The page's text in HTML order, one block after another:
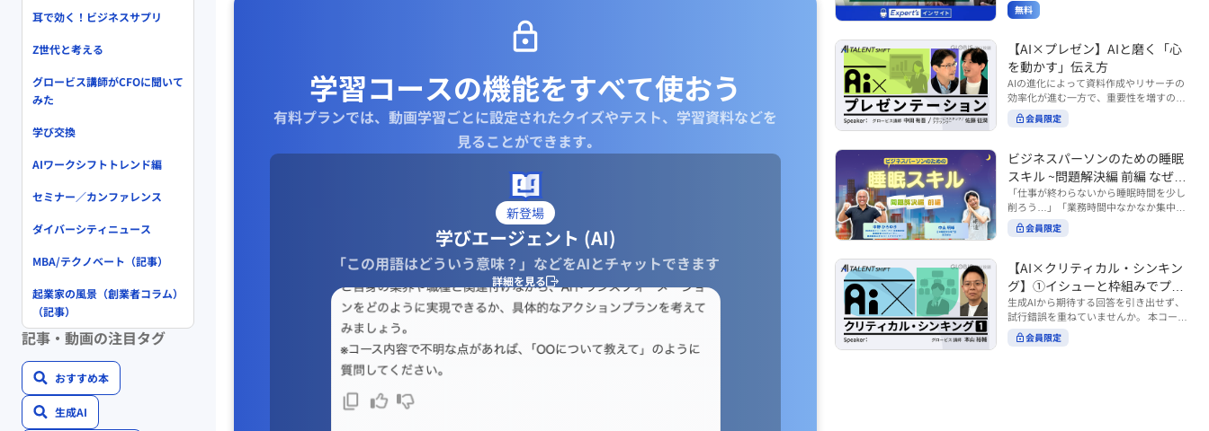
学習コースの機能をすべて使おう
有料プランでは、動画学習ごとに設定されたクイズやテスト、学習資料などを
見ることができます｡
新登場
学びエージェント (AI)
「この用語はどういう意味？」などをAIとチャットできます
詳細を見る
めたい方は、こちらも合わせてご覧くだ
さい。 ・傾聴力 ~リーダーのための聴く
is.co.jp/ja/courses/fe285262/learn/step
s/59808 ・傾聴力 ~リーダーのための聴
く技術~（実践編） https://unlimited.gl
obis.co.jp/ja/courses/01d24a39/learn/s
teps/59813 ※本動画は、制作時点の情
報に基づき作成したものです（2026年6
月制作）
方 ■AIシフトシリーズとは？ 『AI BUSI
で設計された全12回のシリーズです。
（順次公開） https://unlimited.globis.c
o.jp/ja/tags/AI%E3%83%93%E3%82%B
8%E3%83%8D%E3%82%B9%E3%82%
B7%E3%83%95%E3%83%88 ・基礎編
（第1回〜3回）：リーダーやマネージャ
ーに求められる、AI時代の基礎的なリテ
ジメント編（第4回〜7回）：AI時代のリ
ーダーシップや組織変革を中心に学ぶコ
ース ・機能別戦略編（第8回〜12回）：
AI時代における機能別での戦略のあり方
を中心に学ぶコース より実践的なAIツー
ルの活用法について学びたい方は『AI W
earch?tag=AI%E3%83%AF%E3%83%B
C%E3%82%AF%E3%82%B7%E3%83%
95%E3%83%88 ※本コースは、AIのマネ
ジメント活用を学ぶ「AIビジネスシフ
ト」シリーズの一環として提供していま
す。 ※本動画は、制作時点の情報に基づ
日撮影当時のもの） 藤田 晋 サイバー
ス・キャピタル・パートナーズ 代表パ
ートナー
皆様の学びの意欲を刺激するコンテンツ
期配信されます。 取り上げて欲しいご質
問やテーマ、感想を随時受け付けていま
す。 グーグルフォーム（https://forms.g
le/qqoBYuRUmUYz4scC6） または グ
ロ放題編集部員のX（https://x.com/mai
rakobayashi） まで、ぜひご要望をお
6月制作）
無料
【AI×プレゼン】AIと磨く「心
を動かす」伝え方
AIの進化によって資料作成やリサーチの
効率化が進む一方で、重要性を増すのが
「伝える力」です。本コースでは、AI時
代のプレゼンに求められるデリバリース
を客観的に評価し、改善できるAI活用法
も紹介。大事な場面で「心を動かす」プ
レゼンをしたい方におすすめです。関連
コース「プレゼンテーションスキル」も
併せてご覧ください。 ▼プレゼン動画分
析プロンプト（辛口） https://hodai.glo
bis.co.jp/learning_documents/6f976cd
ル https://unlimited.globis.co.jp/ja/co
urses/598f3254/ ※本コースは、AI時代
のビジネススキルを学ぶ「AIタレントシ
フト」シリーズの一環として提供してい
ます。 https://unlimited.globis.co.jp/j
a/tags/AI%E3%82%BF%E3%83%AC%E
会員限定
ビジネスパーソンのための睡眠
スキル ~問題解決編 前編 なぜ眠
れないのか？~
「仕事が終わらないから睡眠時間を少し
削ろう…」「業務時間中なかなか集中で
きない…」「毎日朝起きるのがつら
い…」。 あなたはこのような経験をした
トの時間をやりくりするために、真っ先
に削りがちなのが「睡眠」時間。 実は
今、日本社会は世界と比較して「最も眠
らない国」だということもわかってきて
います。 慢性的な睡眠不足は、心身の健
康に悪影響なだけでなく、仕事のパフォ
ーマンスにも当然大きな影響を与え、社
会員限定
【AI×クリティカル・シンキン
グ】①イシューと枠組みでプロ
ンプトを磨く
生成AIから期待する回答を引き出せず、
試行錯誤を重ねていませんか。 本コース
では、生成AI活用の質を高める鍵とし
て、クリティカル・シンキングの視点か
会員限定
耳で効く！ビジネスサプリ
Z世代と考える
グロービス講師がCFOに聞いて
みた
学び交換
AIワークシフトトレンド編
セミナー／カンファレンス
ダイバーシティニュース
MBA/テクノベート（記事）
起業家の風景（創業者コラム）
（記事）
記事・動画の注目タグ
おすすめ本
生成AI